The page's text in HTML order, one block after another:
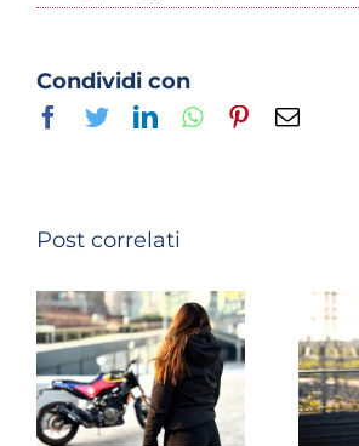
Condividi con
Facebook
TwitterLinkedInWhatsapp
Pinterest
Email
Post correlati